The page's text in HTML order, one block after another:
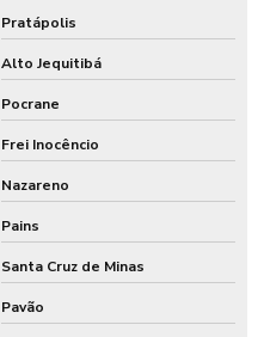
Pratápolis
Alto Jequitibá
Pocrane
Frei Inocêncio
Nazareno
Pains
Santa Cruz de Minas
Pavão